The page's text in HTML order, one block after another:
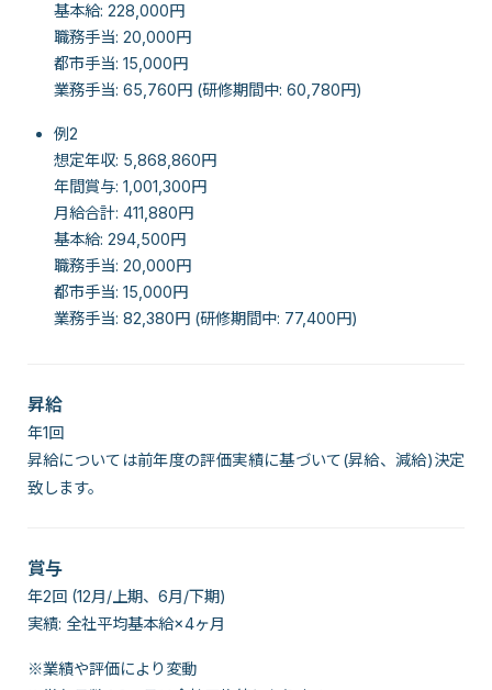
基本給: 228,000円
職務手当: 20,000円
都市手当: 15,000円
業務手当: 65,760円 (研修期間中: 60,780円)
例2
想定年収: 5,868,860円
年間賞与: 1,001,300円
月給合計: 411,880円
基本給: 294,500円
職務手当: 20,000円
都市手当: 15,000円
業務手当: 82,380円 (研修期間中: 77,400円)
昇給
年1回
昇給については前年度の評価実績に基づいて(昇給、減給)決定
致します。
賞与
年2回 (12月/上期、6月/下期)
実績: 全社平均基本給×4ヶ月
※業績や評価により変動